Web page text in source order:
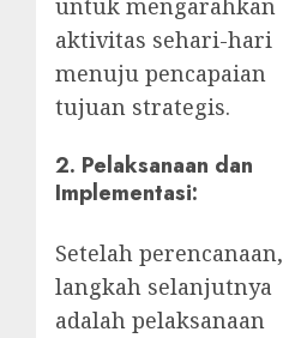
untuk mengarahkan
aktivitas sehari-hari
menuju pencapaian
tujuan strategis.
2. Pelaksanaan dan
Implementasi:
Setelah perencanaan,
langkah selanjutnya
adalah pelaksanaan